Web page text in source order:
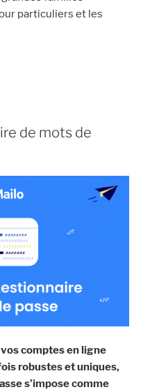
particuliers et les
de mots de
comptes en ligne
robustes et uniques,
s’impose comme